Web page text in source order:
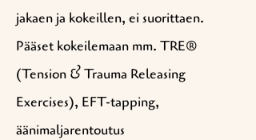
jakaen ja kokeillen, ei suorittaen.
Pääset kokeilemaan mm. TRE®
(Tension & Trauma Releasing
Exercises), EFT-tapping,
äänimaljarentoutus​